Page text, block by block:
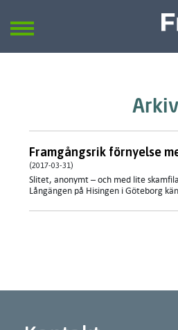
Arkiv
Framgångsrik förnyelse
(2017-03-31)
Slitet, anonymt – och med lite
Långängen på Hisingen i Göteborg